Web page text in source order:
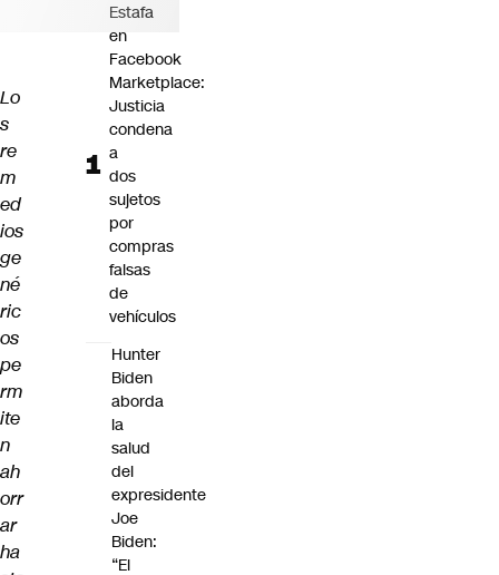
Lo
s
re
m
ed
ios
ge
né
ric
os
pe
rm
ite
n
ah
orr
ar
ha
Estafa
en
Facebook
Marketplace:
Justicia
condena
a
dos
sujetos
por
compras
falsas
de
vehículos
Hunter
Biden
aborda
la
salud
del
expresidente
Joe
Biden:
“El